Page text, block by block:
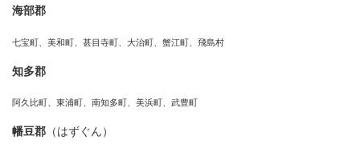
海部郡
七宝町、美和町、甚目寺町、大治町、蟹江町、飛島村
知多郡
阿久比町、東浦町、南知多町、美浜町、武豊町
幡豆郡 （はずぐん）